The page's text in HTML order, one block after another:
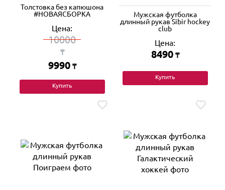
Толстовка без капюшона
#НОВАЯСБОРКА
Цена:
10000
₸
9990 ₸
Купить
Мужская футболка
длинный рукав Sibir hockey
club
Цена:
8490 ₸
Купить